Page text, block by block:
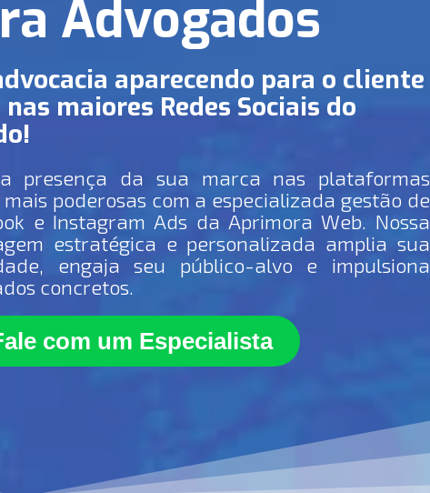
Advogados
aparecendo para o cliente
maiores Redes Sociais do
presença da sua marca nas plataformas
mais poderosas com a especializada gestão de
e Instagram Ads da Aprimora Web. Nossa
estratégica e personalizada amplia sua
engaja seu público-alvo e impulsiona
concretos.
com um Especialista